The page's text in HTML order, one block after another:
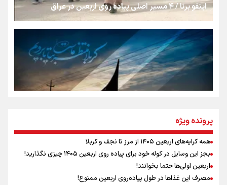
جمله‌ای که بغض چهارماهه را شکست؛ «آهای مردم، آقا از
تهران رفتند»
سه حسرتی که به دلم ماند
نگاه تمدنی رهبر شهید به فضای مجازی
اینفو برنا / ۴ مسیر اصلی پیاده روی اربعین در عراق
اینفو برنا / توصیه‌هایی طلایی برای پیاده روی اربعین
پرونده ویژه
همه کرایه‌های اربعین ۱۴۰۵ از مرز تا نجف و کربلا
بجز این وسایل در کوله خود برای پیاده روی اربعین ۱۴۰۵ چیزی نگذارید!
اربعین اولی‌ها حتما بخوانند!
مصرف این غذاها در طول پیاده‌روی اربعین ممنوع!